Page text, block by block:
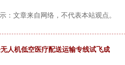
：文章来自网络，不代表本站观点。
人机低空医疗配送运输专线试飞成